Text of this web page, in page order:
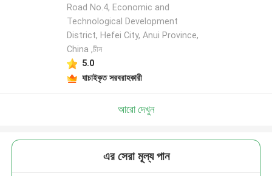
Road No.4, Economic and
Technological Development
District, Hefei City, Anui Province,
China ,চীন
5.0
যাচাইকৃত সরবরাহকারী
আরো দেখুন
এর সেরা মূল্য পান